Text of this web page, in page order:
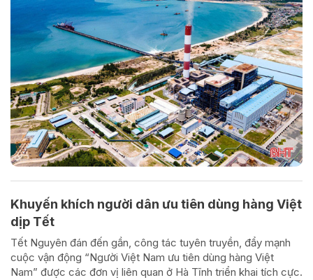
Khuyến khích người dân ưu tiên dùng hàng Việt
dịp Tết
Tết Nguyên đán đến gần, công tác tuyên truyền, đẩy mạnh
cuộc vận động “Người Việt Nam ưu tiên dùng hàng Việt
Nam” được các đơn vị liên quan ở Hà Tĩnh triển khai tích cực.